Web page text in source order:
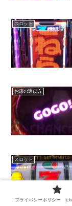
スロット
お店の選び方
スロット
プライバシーポリシー